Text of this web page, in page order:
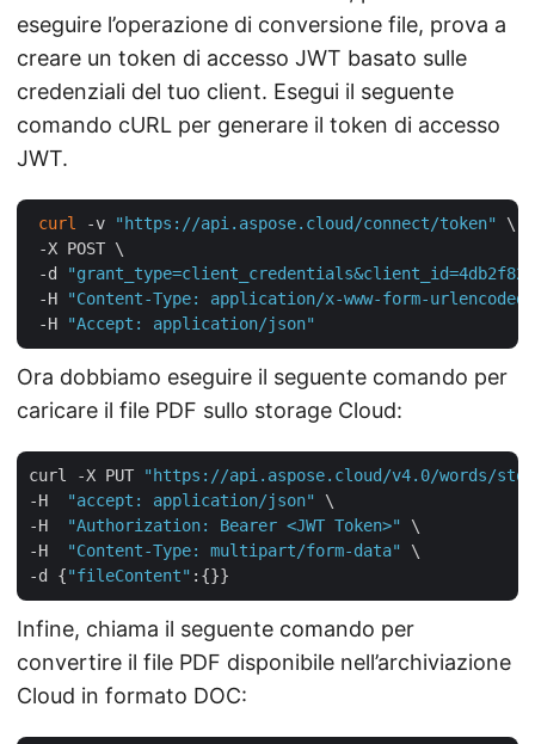
eseguire l’operazione di conversione file, prova a
creare un token di accesso JWT basato sulle
credenziali del tuo client. Esegui il seguente
comando cURL per generare il token di accesso
JWT.
curl -v "https://api.aspose.cloud/connect/token"
\
-X POST \
-d
"grant_type=client_credentials&client_id=4db2f826-
-H
"Content-Type: application/x-www-form-urlencoded"
-H
"Accept: application/json"
Ora dobbiamo eseguire il seguente comando per
caricare il file PDF sullo storage Cloud:
curl -X PUT
"https://api.aspose.cloud/v4.0/words/
-H
"accept: application/json"
\
-H
"Authorization: Bearer <JWT Token>"
\
-H
"Content-Type: multipart/form-data"
\
-d {"fileContent"
Infine, chiama il seguente comando per
convertire il file PDF disponibile nell’archiviazione
Cloud in formato DOC: